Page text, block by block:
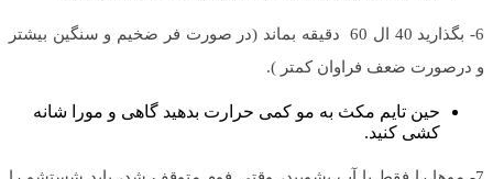
6- بگذارید 40 ال 60 دقیقه بماند (در صورت فر ضخیم و سنگین بیشتر
و درصورت ضعف فراوان کمتر ).
حین تایم مکث به مو کمی حرارت بدهید گاهی و مورا شانه
کشی کنید.